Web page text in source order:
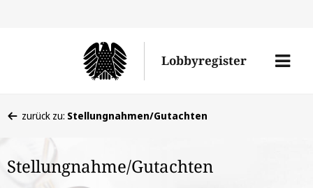
Lobbyregister
Menü
befinden
hier:
zurück zu: Stellungnahmen/Gutachten
Stellungnahme/Gutachten